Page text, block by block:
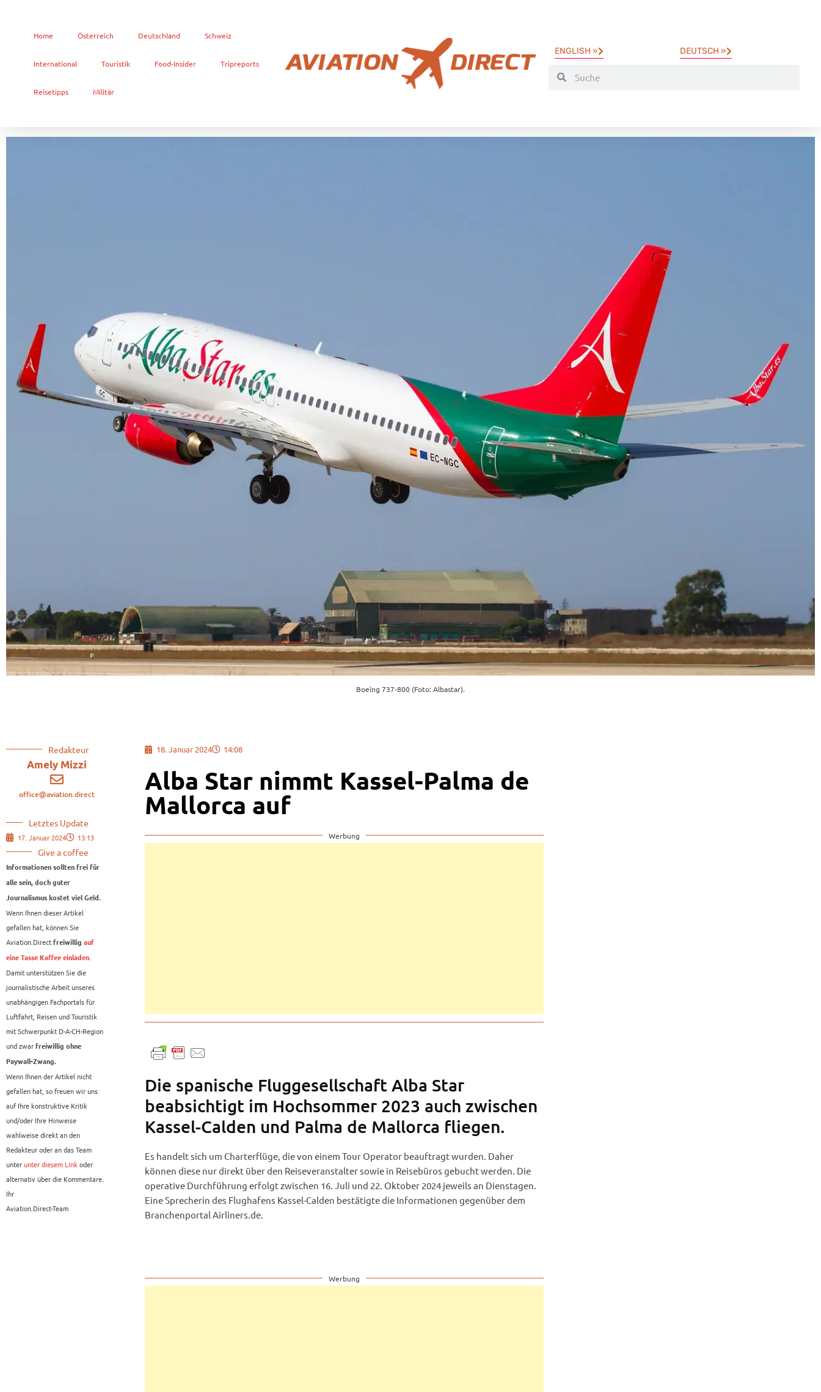
Home Österreich Deutschland Schweiz
International Touristik Food-Insider Tripreports
Reisetipps Militär
ENGLISH » DEUTSCH »
Boeing 737-800 (Foto: Albastar).
Redakteur
Amely Mizzi
office@aviation.direct
Letztes Update
17. Januar 2024 13:13
Give a coffee
Informationen sollten frei für
alle sein, doch guter
Journalismus kostet viel Geld.
Wenn Ihnen dieser Artikel
gefallen hat, können Sie
Aviation.Direct freiwillig auf
eine Tasse Kaffee einladen
Damit unterstützen Sie die
journalistische Arbeit unseres
unabhängigen Fachportals für
Luftfahrt, Reisen und Touristik
mit Schwerpunkt D-A-CH-Region
und zwar freiwillig ohne
Paywall-Zwang.
Wenn Ihnen der Artikel nicht
gefallen hat, so freuen wir uns
auf Ihre konstruktive Kritik
und/oder Ihre Hinweise
wahlweise direkt an den
Redakteur oder an das Team
unterunter diesem Link oder
alternativ über die Kommentare.
Ihr
Aviation.Direct-Team
18. Januar 2024 14:08
Alba Star nimmt Kassel-Palma de
Mallorca auf
Werbung
Die spanische Fluggesellschaft Alba Star
beabsichtigt im Hochsommer 2023 auch zwischen
Kassel-Calden und Palma de Mallorca fliegen.
Es handelt sich um Charterflüge, die von einem Tour Operator beauftragt wurden. Daher
können diese nur direkt über den Reiseveranstalter sowie in Reisebüros gebucht werden. Die
operative Durchführung erfolgt zwischen 16. Juli und 22. Oktober 2024 jeweils an Dienstagen.
Eine Sprecherin des Flughafens Kassel-Calden bestätigte die Informationen gegenüber dem
Branchenportal Airliners.de.
Werbung